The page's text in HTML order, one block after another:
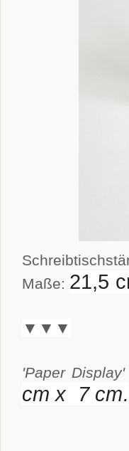
Maße: 21,5
▼▼▼
'Paper
cm x 7 cm.